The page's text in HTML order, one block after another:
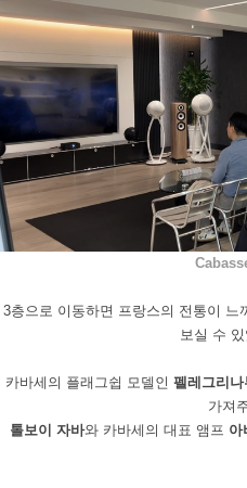
3층으로 이동하면 프랑스의 전통이
보실 수
카바세의 플래그쉽 모델인 펠레그리나
가져
톨보이 자바와 카바세의 대표 앰프 아